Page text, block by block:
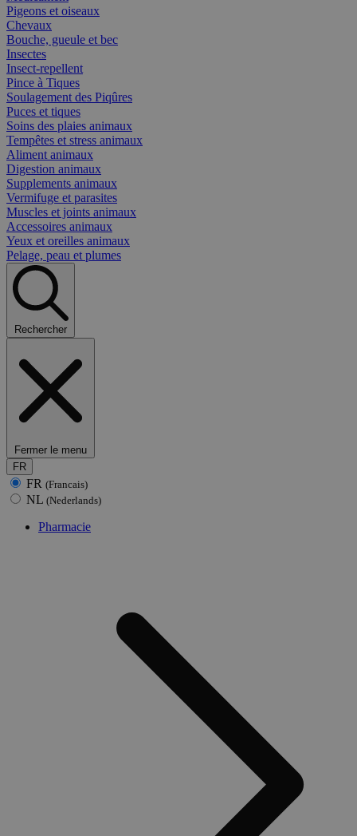
Pigeons et oiseaux
Chevaux
Bouche, gueule et bec
Insectes
Insect-repellent
Pince à Tiques
Soulagement des Piqûres
Puces et tiques
Soins des plaies animaux
Tempêtes et stress animaux
Aliment animaux
Digestion animaux
Supplements animaux
Vermifuge et parasites
Muscles et joints animaux
Accessoires animaux
Yeux et oreilles animaux
Pelage, peau et plumes
Rechercher
Fermer le menu
FR
FR (Francais)
NL (Nederlands)
Pharmacie